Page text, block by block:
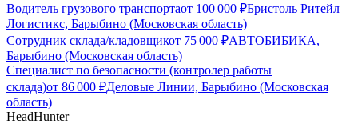
Водитель грузового транспортаот 100 000 ₽Бристоль Ритейл
Логистикс, Барыбино (Московская область)
Сотрудник склада/кладовщикот 75 000 ₽АВТОБИБИКА,
Барыбино (Московская область)
Специалист по безопасности (контролер работы
склада)от 86 000 ₽Деловые Линии, Барыбино (Московская
область)
HeadHunter